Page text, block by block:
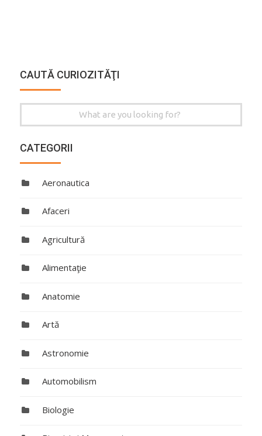
CAUTĂ CURIOZITĂŢI
for:
CATEGORII
Aeronautica
Afaceri
Agricultură
Alimentaţie
Anatomie
Artă
Astronomie
Automobilism
Biologie